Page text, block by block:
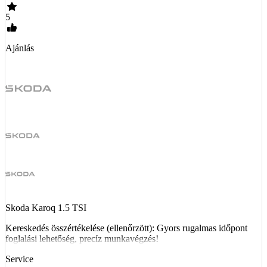
5
Ajánlás
Skoda Karoq 1.5 TSI
Kereskedés összértékelése (ellenőrzött): Gyors rugalmas időpont
foglalási lehetőség, precíz munkavégzés!
Service